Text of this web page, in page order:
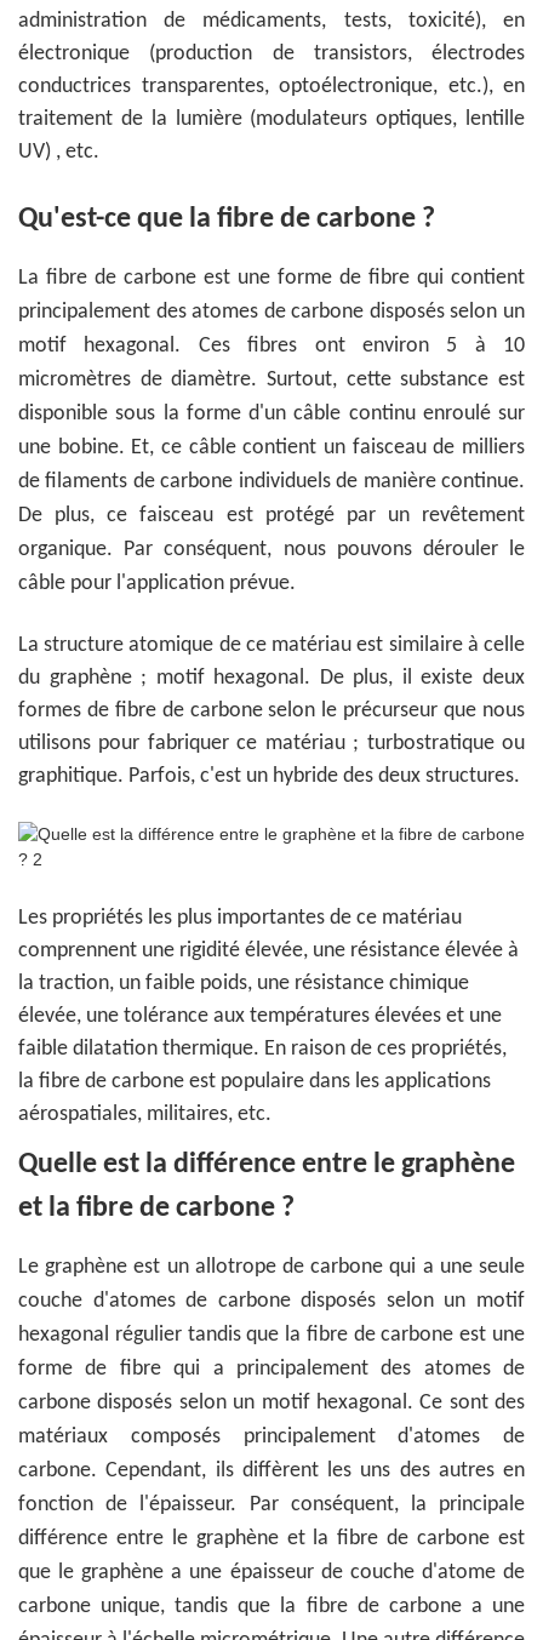
administration de médicaments, tests, toxicité), en
électronique (production de transistors, électrodes
conductrices transparentes, optoélectronique, etc.), en
traitement de la lumière (modulateurs optiques, lentille
UV) , etc.
Qu'est-ce que la fibre de carbone ?
La fibre de carbone est une forme de fibre qui contient
principalement des atomes de carbone disposés selon un
motif hexagonal. Ces fibres ont environ 5 à 10
micromètres de diamètre. Surtout, cette substance est
disponible sous la forme d'un câble continu enroulé sur
une bobine. Et, ce câble contient un faisceau de milliers
de filaments de carbone individuels de manière continue.
De plus, ce faisceau est protégé par un revêtement
organique. Par conséquent, nous pouvons dérouler le
câble pour l'application prévue.
La structure atomique de ce matériau est similaire à celle
du graphène ; motif hexagonal. De plus, il existe deux
formes de fibre de carbone selon le précurseur que nous
utilisons pour fabriquer ce matériau ; turbostratique ou
graphitique. Parfois, c'est un hybride des deux structures.
Les propriétés les plus importantes de ce matériau
comprennent une rigidité élevée, une résistance élevée à
la traction, un faible poids, une résistance chimique
élevée, une tolérance aux températures élevées et une
faible dilatation thermique. En raison de ces propriétés,
la fibre de carbone est populaire dans les applications
aérospatiales, militaires, etc.
Quelle est la différence entre le graphène
et la fibre de carbone ?
Le graphène est un allotrope de carbone qui a une seule
couche d'atomes de carbone disposés selon un motif
hexagonal régulier tandis que la fibre de carbone est une
forme de fibre qui a principalement des atomes de
carbone disposés selon un motif hexagonal. Ce sont des
matériaux composés principalement d'atomes de
carbone. Cependant, ils diffèrent les uns des autres en
fonction de l'épaisseur. Par conséquent, la principale
différence entre le graphène et la fibre de carbone est
que le graphène a une épaisseur de couche d'atome de
carbone unique, tandis que la fibre de carbone a une